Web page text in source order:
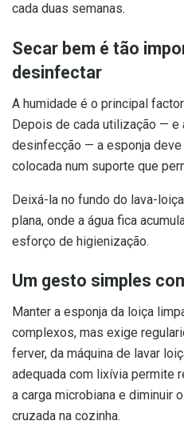
cada duas semanas.
Secar bem é tão
desinfectar
A humidade é o principal
Depois de cada utilização —
desinfecção — a esponja
colocada num suporte que
Deixá-la no fundo do lava-
plana, onde a água fica
esforço de higienização.
Um gesto simples
Manter a esponja da loiça
complexos, mas exige
ferver, da máquina de lavar
adequada com lixívia permite
a carga microbiana e diminuir
cruzada na cozinha.